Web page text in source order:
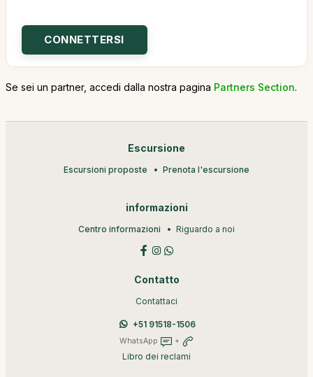
Se sei un partner, accedi dalla nostra pagina Partners Section.
Escursione
Escursioni proposte Prenota l'escursione
informazioni
Centro informazioni Riguardo a noi
Contatto
Contattaci
+51 91518-1506
WhatsApp +
Libro dei reclami